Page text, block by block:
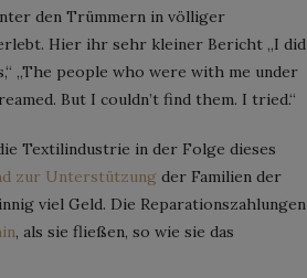
den Trümmern in völliger
Hier ihr sehr kleiner Bericht „I did
„The people who were with me under
But I couldn’t find them. I tried.“
Textilindustrie in der Folge dieses
zur Unterstützung der Familien der
viel Geld. Die Reparationszahlungen
, als sie fließen, so wie sie das